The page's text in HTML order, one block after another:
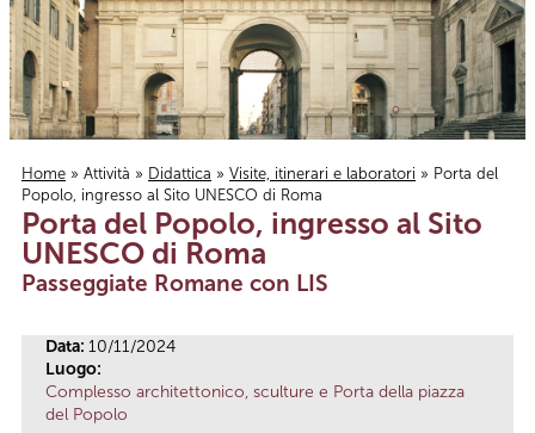
Tu sei qui
Home » Attività » Didattica » Visite, itinerari e laboratori » Porta del
Popolo, ingresso al Sito UNESCO di Roma
Porta del Popolo, ingresso al Sito
UNESCO di Roma
Passeggiate Romane con LIS
Data: 10/11/2024
Luogo:
Complesso architettonico, sculture e Porta della piazza
del Popolo